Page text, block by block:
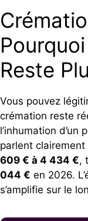
Reste
Vous pouvez
crémation reste
l’inhumation
parlent
609 € à 4 434 €,
044 € en 2026.
s’amplifie sur le